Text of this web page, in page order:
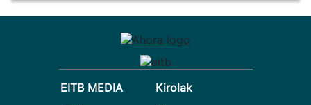
EITB MEDIA
Kirolak